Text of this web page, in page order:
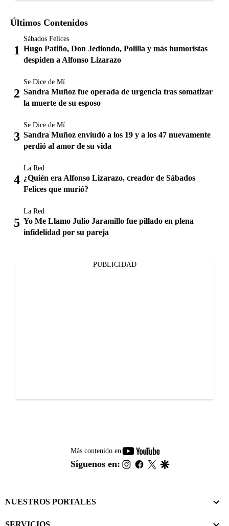
Últimos Contenidos
Sábados Felices
Hugo Patiño, Don Jediondo, Polilla y más humoristas
despiden a Alfonso Lizarazo
Se Dice de Mí
Sandra Muñoz fue operada de urgencia tras somatizar
la muerte de su esposo
Se Dice de Mí
Sandra Muñoz enviudó a los 19 y a los 47 nuevamente
perdió al amor de su vida
La Red
¿Quién era Alfonso Lizarazo, creador de Sábados
Felices que murió?
La Red
Yo Me Llamo Julio Jaramillo fue pillado en plena
infidelidad por su pareja
PUBLICIDAD
Más contenido en
youtube-
footer
Síguenos en: instagram
facebook
twitter
NUESTROS PORTALES
SERVICIOS